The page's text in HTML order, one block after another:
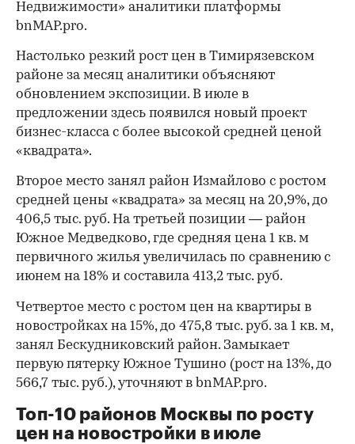
Недвижимости» аналитики платформы
bnMAP.pro.
Настолько резкий рост цен в Тимирязевском
районе за месяц аналитики объясняют
обновлением экспозиции. В июле в
предложении здесь появился новый проект
бизнес-класса с более высокой средней ценой
«квадрата».
Второе место занял район Измайлово с ростом
средней цены «квадрата» за месяц на 20,9%, до
406,5 тыс. руб. На третьей позиции — район
Южное Медведково, где средняя цена 1 кв. м
первичного жилья увеличилась по сравнению с
июнем на 18% и составила 413,2 тыс. руб.
Четвертое место с ростом цен на квартиры в
новостройках на 15%, до 475,8 тыс. руб. за 1 кв. м,
занял Бескудниковский район. Замыкает
первую пятерку Южное Тушино (рост на 13%, до
566,7 тыс. руб.), уточняют в bnMAP.pro.
Топ-10 районов Москвы по росту
цен на новостройки в июле